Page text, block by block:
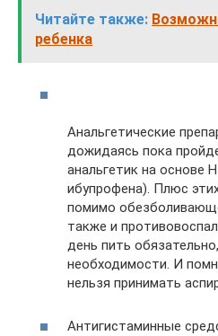
Читайте также:
ребенка
Анальгетические
дожидаясь пока
анальгетик на основе
ибупрофена). Плюс
помимо
также и
день пить
необходимости. И
нельзя принимать
Антигистаминные